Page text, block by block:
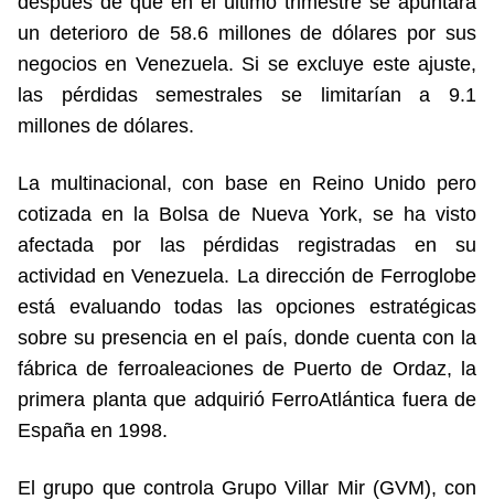
un deterioro de 58.6 millones de dólares por sus
negocios en Venezuela. Si se excluye este ajuste,
las pérdidas semestrales se limitarían a 9.1
millones de dólares.
La multinacional, con base en Reino Unido pero
cotizada en la Bolsa de Nueva York, se ha visto
afectada por las pérdidas registradas en su
actividad en Venezuela. La dirección de Ferroglobe
está evaluando todas las opciones estratégicas
sobre su presencia en el país, donde cuenta con la
fábrica de ferroaleaciones de Puerto de Ordaz, la
primera planta que adquirió FerroAtlántica fuera de
España en 1998.
El grupo que controla Grupo Villar Mir (GVM), con